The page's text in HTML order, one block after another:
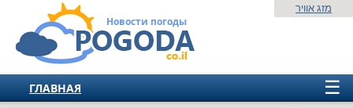
Новости погоды
מזג אוויר
☰
ГЛАВНАЯ